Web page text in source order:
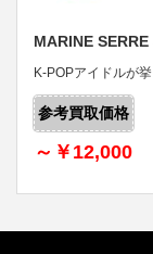
MARINE
K-POPアイドルが
参考買取価格
～￥12,000